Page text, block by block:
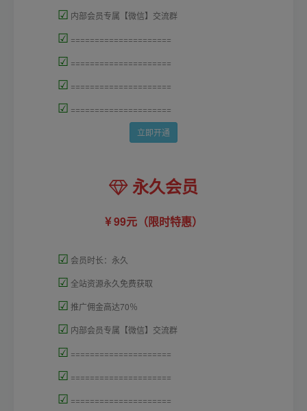
☑ 内部会员专属【微信】交流群
☑ =====================
☑ =====================
☑ =====================
☑ =====================
立即开通
永久会员
99元（限时特惠）
☑ 会员时长：永久
☑ 全站资源永久免费获取
☑ 推广佣金高达70％
☑ 内部会员专属【微信】交流群
☑ =====================
☑ =====================
☑ =====================